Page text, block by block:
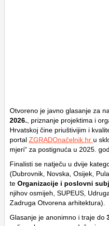
Otvoreno je javno glasanje za
2026. , priznanje projektima i
Hrvatskoj čine priuštivijim i
portal ZGRADOnačelnik.hr u
mjeri“ za postignuća u 2025.
Finalisti se natječu u dvije
(Dubrovnik, Novska, Osijek,
te Organizacije i poslovni
njihov osmijeh, SUPEUS,
Zadruga Otvorena arhitektura).
Glasanje je anonimno i traje do